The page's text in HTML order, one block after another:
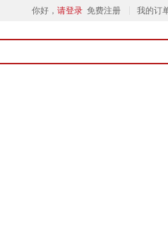
你好， 请登录 免费注册 我的订